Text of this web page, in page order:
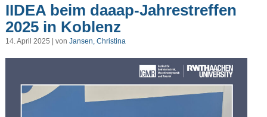
IIDEA beim daaap-Jahrestreffen
2025 in Koblenz
14. April 2025 | von Jansen, Christina